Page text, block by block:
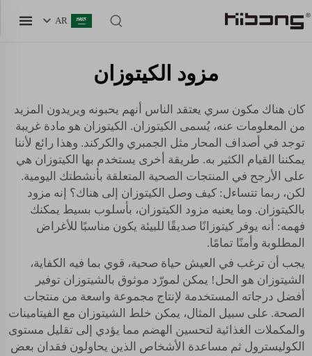
AR
مزود الكيتوزان
كان هناك مكون سري يعتقد الناس أنهم يحبونه ويريدون المزيد
من المعلومات عنه، يُسمى الكيتوزان. الكيتوزان هو مادة غريبة
توجد في أصداف المحار مثل الجمبري والكركند. وهذا رائع لأننا
يمكننا القيام الكثير به. طريقة أخرى يستخدم بها الكيتوزان هي
على الأرجح في المنتجات الصحية المتعلقة بأنشطتك اليومية.
لكن، ربما تتساءل: كيف وصل الكيتوزان إلى هناك؟ إنه مزود
بالكيتوزان. وما يعنيه مزود الكيتوزان، بأسلوب بسيط يمكنك
فهمه: أنه يوفر كيتوزانًا صديقًا للبيئة يكون مناسبًا للأغراض
المطلوبة وأمنًا تمامًا.
يجب أن ترغب في العيش حياة صحية، قوي بما فيه الكفاية،
الشيتوزان هو الحل! يمكن لمورّد موثوق بالشيتوزان توفير
أفضل درجاته المستخدمة لإنتاج مجموعة واسعة من منتجات
الصحة. على سبيل المثال، يمكن خلط الشيتوزان مع الفيتامينات
والمكملات الغذائية لتحسين الهضم مما يؤدي إلى تقليل مستوى
الكوليسترول ثم مساعدة الأشخاص الذين يحاولون فقدان بعض